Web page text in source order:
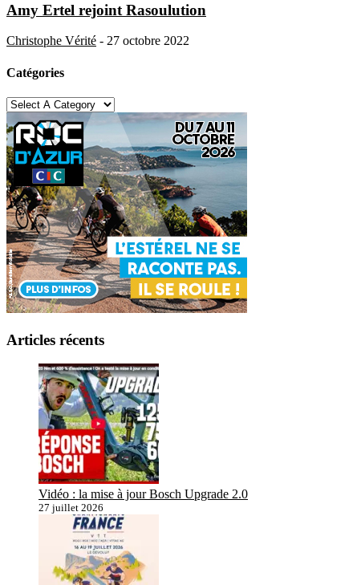
Amy Ertel rejoint Rasoulution
Christophe Vérité - 27 octobre 2022
Catégories
Articles récents
Vidéo : la mise à jour Bosch Upgrade 2.0
27 juillet 2026